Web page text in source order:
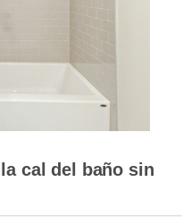
cal del baño sin